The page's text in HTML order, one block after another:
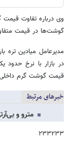
وی درباره تفاوت
گوشت‌ها در قیمت
مدیرعامل میادین
قیمت گوشت گرم داخلی ران
خبرهای مرتبط
مترو و
۲۳۳۲۳۳